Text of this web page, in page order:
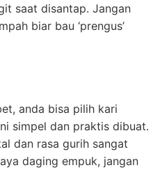
saat disantap. Jangan
biar bau ‘prengus’
anda bisa pilih kari
simpel dan praktis dibuat.
dan rasa gurih sangat
daging empuk, jangan